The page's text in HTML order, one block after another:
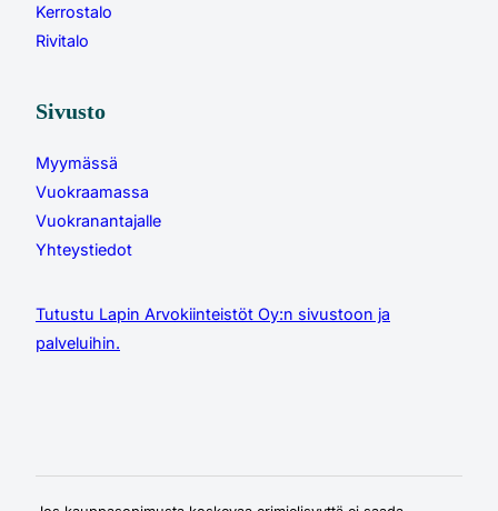
Kerrostalo
Rivitalo
Sivusto
Myymässä
Vuokraamassa
Vuokranantajalle
Yhteystiedot
Tutustu Lapin Arvokiinteistöt Oy:n sivustoon ja
palveluihin.